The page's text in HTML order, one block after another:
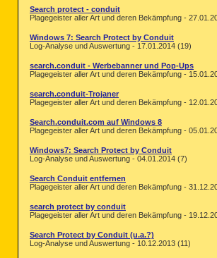
Search protect - conduit
Plagegeister aller Art und deren Bekämpfung -
Windows 7: Search Protect by Conduit
Log-Analyse und Auswertung - 17.01.2014 (19)
search.conduit - Werbebanner und Pop-Ups
Plagegeister aller Art und deren Bekämpfung -
search.conduit-Trojaner
Plagegeister aller Art und deren Bekämpfung -
Search.conduit.com auf Windows 8
Plagegeister aller Art und deren Bekämpfung -
Windows7: Search Protect by Conduit
Log-Analyse und Auswertung - 04.01.2014 (7)
Search Conduit entfernen
Plagegeister aller Art und deren Bekämpfung -
search protect by conduit
Plagegeister aller Art und deren Bekämpfung -
Search Protect by Conduit (u.a.?)
Log-Analyse und Auswertung - 10.12.2013 (11)